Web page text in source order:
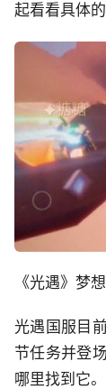
起看看具体
《光遇》梦
光遇国服目
节任务并登
哪里找到它。